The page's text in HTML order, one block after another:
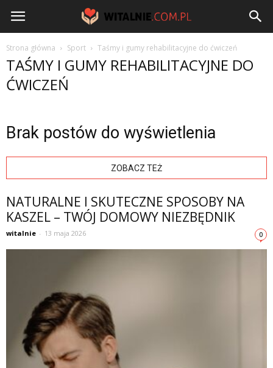
Witalnie.com.pl
Strona główna Sport Taśmy i gumy rehabilitacyjne do ćwiczeń
TAŚMY I GUMY REHABILITACYJNE DO
ĆWICZEŃ
Brak postów do wyświetlenia
ZOBACZ TEŻ
NATURALNE I SKUTECZNE SPOSOBY NA
KASZEL – TWÓJ DOMOWY NIEZBĘDNIK
witalnie - 13 maja 2026 0